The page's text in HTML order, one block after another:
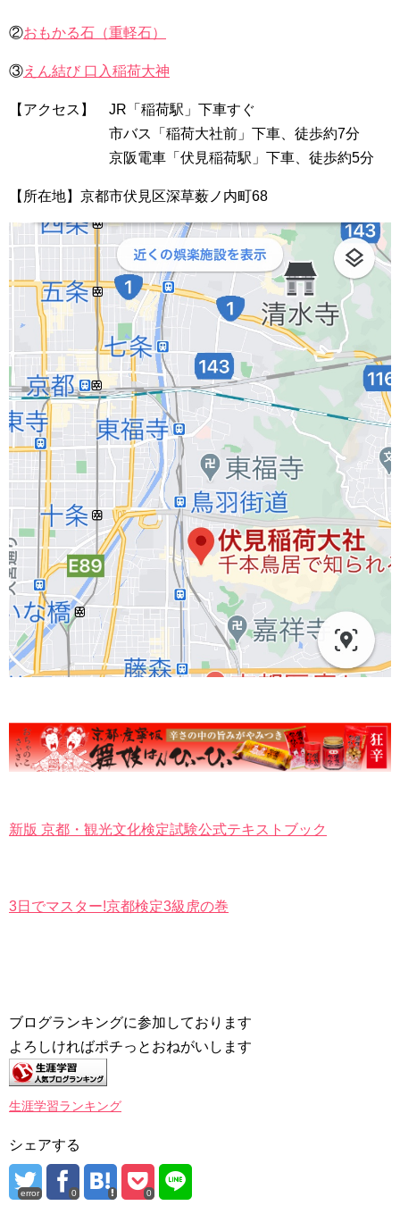
②おもかる石（重軽石）
③えん結び 口入稲荷大神
【アクセス】 JR「稲荷駅」下車すぐ
市バス「稲荷大社前」下車、徒歩約7分
京阪電車「伏見稲荷駅」下車、徒歩約5分
【所在地】京都市伏見区深草薮ノ内町68
新版 京都・観光文化検定試験公式テキストブック
3日でマスター!京都検定3級虎の巻
ブログランキングに参加しております
よろしければポチっとおねがいします
生涯学習ランキング
シェアする
error 0 0